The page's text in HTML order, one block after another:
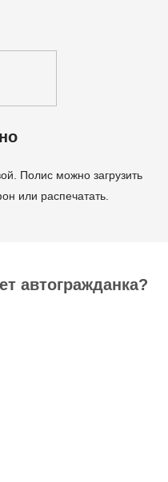
Полис можно загрузить
или распечатать.
автогражданка?